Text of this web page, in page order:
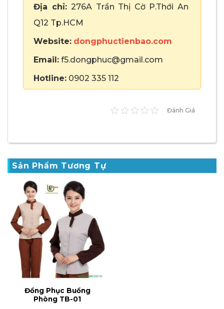
Địa chỉ:276A Trần Thị Cờ P.Thới An
Q12 Tp.HCM
Website: dongphuctienbao.com
Email: f5.dongphuc@gmail.com
Hotline: 0902 335 112
Đánh Giá
Sản Phẩm Tương Tự
Đồng Phục Buồng
Phòng TB-01